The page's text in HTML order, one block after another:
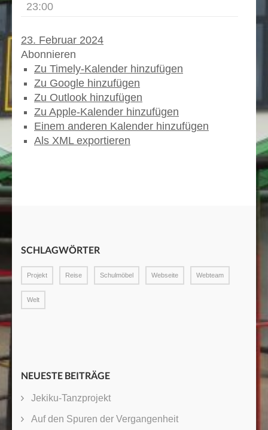
23:00
23. Februar 2024
Abonnieren
Zu Timely-Kalender hinzufügen
Zu Google hinzufügen
Zu Outlook hinzufügen
Zu Apple-Kalender hinzufügen
Einem anderen Kalender hinzufügen
Als XML exportieren
SCHLAGWÖRTER
Projekt Reise Schulmöbel Webseite Webteam
Welt
NEUESTE BEITRÄGE
Jekiku-Tanzprojekt
Auf den Spuren der Vergangenheit